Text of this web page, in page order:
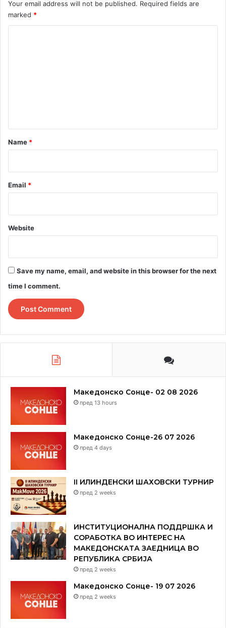
Your email address will not be published. Required fields are
marked *
*
Name *
Email *
Website
Save my name, email, and website in this browser for the next
time I comment.
Македонско Сонце- 02 08 2026
пред 13 hours
Македонско Сонце-26 07 2026
пред 4 days
II ИЛИНДЕНСКИ ШАХОВСКИ ТУРНИР
пред 2 weeks
ИНСТИТУЦИОНАЛНА ПОДДРШКА И
СОРАБОТКА ВО ИНТЕРЕС НА
МАКЕДОНСКАТА ЗАЕДНИЦА ВО
РЕПУБЛИКА СРБИЈА
пред 2 weeks
Македонско Сонце- 19 07 2026
пред 2 weeks